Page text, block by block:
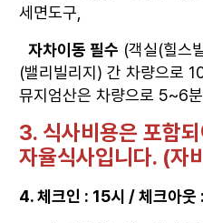
세면도구,
자차이동 필수 (객실(힐스
(밸리빌리지) 간 차량으로
뮤지엄산은 차량으로 5~6
3. 식사비용은 포함
자율식사입니다. (자
4. 체크인 : 15시 / 체크아웃